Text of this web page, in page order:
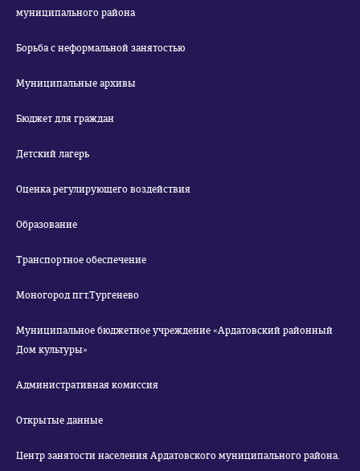
муниципального района
Борьба с неформальной занятостью
Муниципальные архивы
Бюджет для граждан
Детский лагерь
Оценка регулирующего воздействия
Образование
Транспортное обеспечение
Моногород пгт.Тургенево
Муниципальное бюджетное учреждение «Ардатовский районный
Дом культуры»
Административная комиссия
Открытые данные
Центр занятости населения Ардатовского муниципального района.